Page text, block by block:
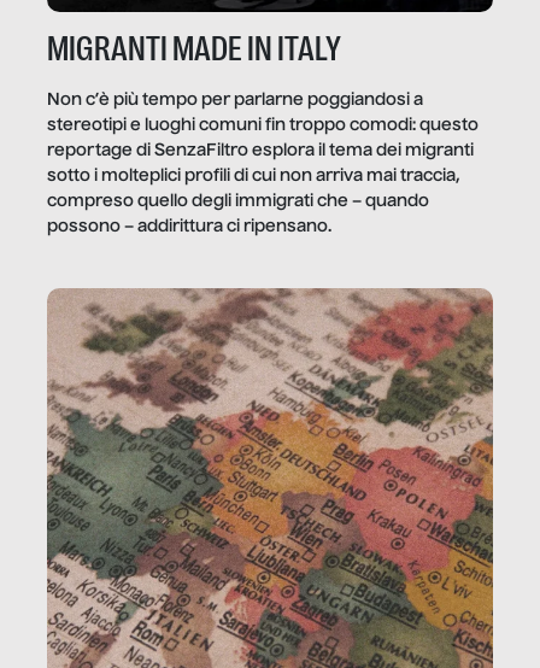
MIGRANTI MADE IN ITALY
Non c’è più tempo per parlarne poggiandosi a
stereotipi e luoghi comuni fin troppo comodi: questo
reportage di SenzaFiltro esplora il tema dei migranti
sotto i molteplici profili di cui non arriva mai traccia,
compreso quello degli immigrati che – quando
possono – addirittura ci ripensano.